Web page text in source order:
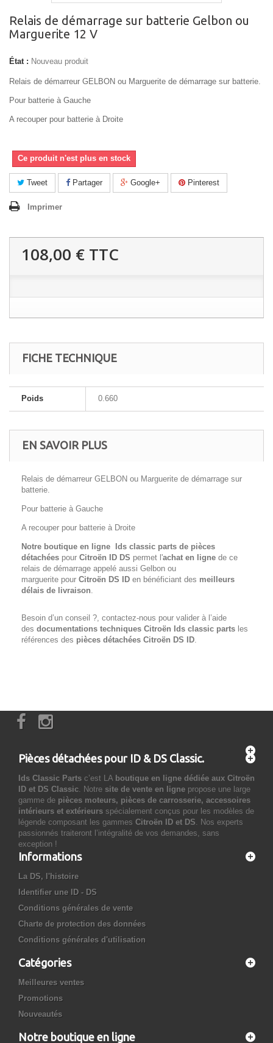
Relais de démarrage sur batterie Gelbon ou
Marguerite 12 V
État : Nouveau produit
Relais de démarreur GELBON ou Marguerite de démarrage sur batterie.
Pour batterie à Gauche
A recouper pour batterie à Droite
Ce produit n'est plus en stock
Tweet Partager Google+ Pinterest
Imprimer
108,00 € TTC
FICHE TECHNIQUE
Poids 0.660
EN SAVOIR PLUS
Relais de démarreur GELBON ou Marguerite de démarrage sur
batterie.
Pour batterie à Gauche
A recouper pour batterie à Droite
Notre boutique en ligne Ids classic parts de pièces
détachées pour Citroën ID DS permet l'achat en ligne de ce
relais de démarrage appelé aussi Gelbon ou
marguerite pour Citroën DS ID en bénéficiant des meilleurs
délais de livraison.
Besoin d’un conseil ?, contactez-nous pour valider à l’aide
des documentations techniques Citroën Ids classic parts les
références des pièces détachées Citroën DS ID.
Pièces détachées pour ID & DS Classic.
Ids Classic Parts c’est LA boutique en ligne dédiée aux Citroën
ID et DS Classic. Notre site de vente en ligne propose une large
gamme de pièces moteurs, pièces de carrosserie, accessoires
intérieurs et extérieurs spécialement conçus pour les modèles de
légende composant les gammes Citroën ID et DS. Nos experts
passionnés traiteront l’intégralité de vos demandes, sans
exception !
Informations
La DS, l'histoire
Identifier une ID - DS
Conditions générales de vente
Charte de protection des données
Conditions générales d'utilisation
Catégories
Meilleures ventes
Promotions
Nouveautés
Notre boutique en ligne